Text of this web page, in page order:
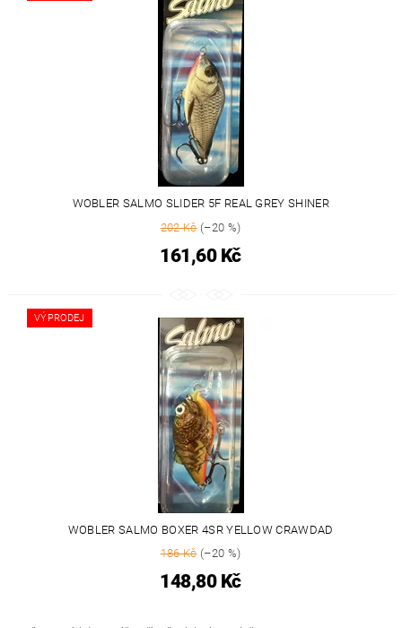
WOBLER SALMO SLIDER 5F REAL GREY SHINER
202 Kč(–20 %)
161,60 Kč
VÝPRODEJ
WOBLER SALMO BOXER 4SR YELLOW CRAWDAD
186 Kč(–20 %)
148,80 Kč